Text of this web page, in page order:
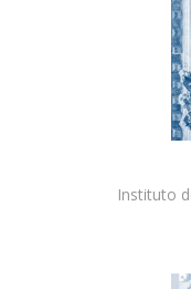
Instituto